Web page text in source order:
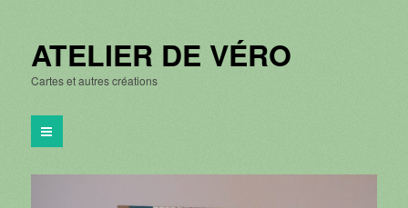
ATELIER DE VÉRO
Cartes et autres créations